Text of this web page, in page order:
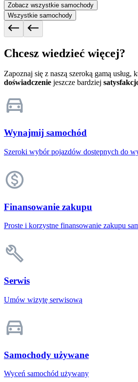
Zobacz wszystkie samochody
Wszystkie samochody
Chcesz wiedzieć więcej?
Zapoznaj się z naszą szeroką gamą usług,
doświadczenie jeszcze bardziej
Wynajmij samochód
Szeroki wybór pojazdów dostępnych do
Finansowanie zakupu
Proste i korzystne finansowanie zakupu
Serwis
Umów wizytę serwisową
Samochody używane
Wyceń samochód używany